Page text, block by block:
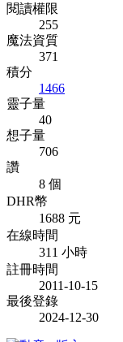
閱讀權限
255
魔法資質
371
積分
1466
靈子量
40
想子量
706
讚
8 個
DHR幣
1688 元
在線時間
311 小時
註冊時間
2011-10-15
最後登錄
2024-12-30